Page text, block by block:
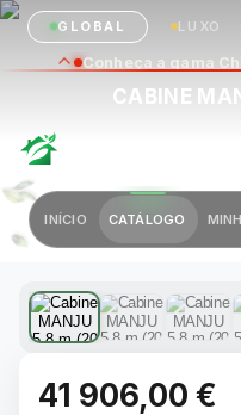
GLOBAL LUXO
INÍCIO CATÁLOGO
CABINE
41 906,00 €
Conheça a gama